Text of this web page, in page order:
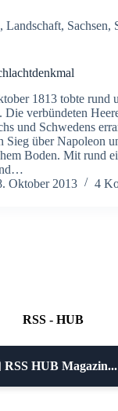
, Landschaft, Sachsen,
1813 tobte rund
verbündeten
und Schwedens
Sieg über Napoleon
Boden. Mit rund
Oktober 2013 4
RSS - HUB
RSS HUB Magazin...